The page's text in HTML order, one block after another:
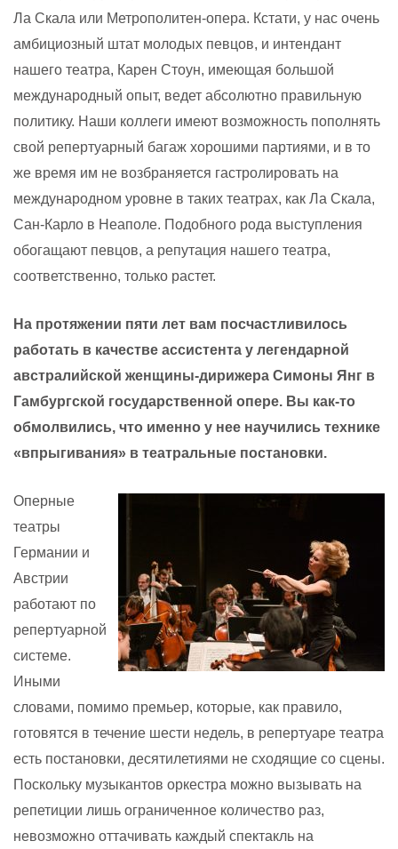
Ла Скала или Метрополитен-опера. Кстати, у нас очень
амбициозный штат молодых певцов, и интендант
нашего театра, Карен Стоун, имеющая большой
международный опыт, ведет абсолютно правильную
политику. Наши коллеги имеют возможность пополнять
свой репертуарный багаж хорошими партиями, и в то
же время им не возбраняется гастролировать на
международном уровне в таких театрах, как Ла Скала,
Сан-Карло в Неаполе. Подобного рода выступления
обогащают певцов, а репутация нашего театра,
соответственно, только растет.
На протяжении пяти лет вам посчастливилось
работать в качестве ассистента у легендарной
австралийской женщины-дирижера Симоны Янг в
Гамбургской государственной опере. Вы как-то
обмолвились, что именно у нее научились технике
«впрыгивания» в театральные постановки.
Оперные
театры
Германии и
Австрии
работают по
репертуарной
системе.
Иными
словами, помимо премьер, которые, как правило,
готовятся в течение шести недель, в репертуаре театра
есть постановки, десятилетиями не сходящие со сцены.
Поскольку музыкантов оркестра можно вызывать на
репетиции лишь ограниченное количество раз,
невозможно оттачивать каждый спектакль на